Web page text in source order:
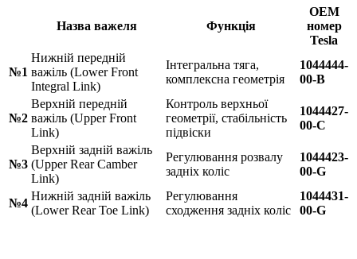
Назва важеля Функція
OEM
номер
Tesla
№1
Нижній передній
важіль (Lower Front
Integral Link)
Інтегральна тяга,
комплексна геометрія
1044444-
00-B
№2
Верхній передній
важіль (Upper Front
Link)
Контроль верхньої
геометрії, стабільність
підвіски
1044427-
00-C
№3
Верхній задній важіль
(Upper Rear Camber
Link)
Регулювання розвалу
задніх коліс
1044423-
00-G
№4
Нижній задній важіль
(Lower Rear Toe Link)
Регулювання
сходження задніх коліс
1044431-
00-G